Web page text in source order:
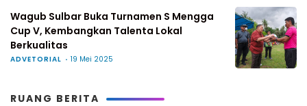
Wagub Sulbar Buka Turnamen S Mengga
Cup V, Kembangkan Talenta Lokal
Berkualitas
ADVETORIAL 19 Mei 2025
RUANG BERITA